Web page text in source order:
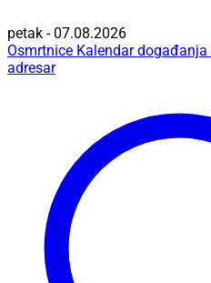
petak - 07.08.2026
Osmrtnice Kalendar događanja
adresar